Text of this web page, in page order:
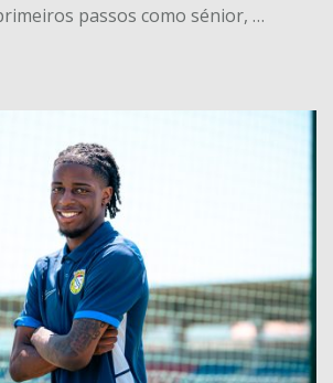
passos como sénior, …